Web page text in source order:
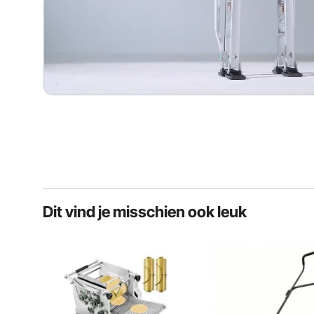
Dit vind je misschien ook leuk